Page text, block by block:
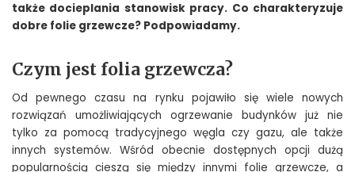
także docieplania stanowisk pracy. Co charakteryzuje
dobre folie grzewcze? Podpowiadamy.
Czym jest folia grzewcza?
Od pewnego czasu na rynku pojawiło się wiele nowych
rozwiązań umożliwiających ogrzewanie budynków już nie
tylko za pomocą tradycyjnego węgla czy gazu, ale także
innych systemów. Wśród obecnie dostępnych opcji dużą
popularnością cieszą się między innymi folie grzewcze, a